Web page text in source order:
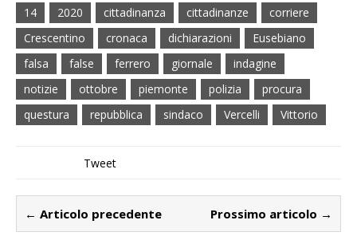
14 2020 cittadinanza cittadinanze
corriere
Crescentino
cronaca dichiarazioni
Eusebiano
falsa
false ferrero giornale
indagine
notizie
ottobre piemonte polizia
procura
questura
repubblica sindaco Vercelli Vittorio
Tweet
← Articolo precedente Prossimo articolo →